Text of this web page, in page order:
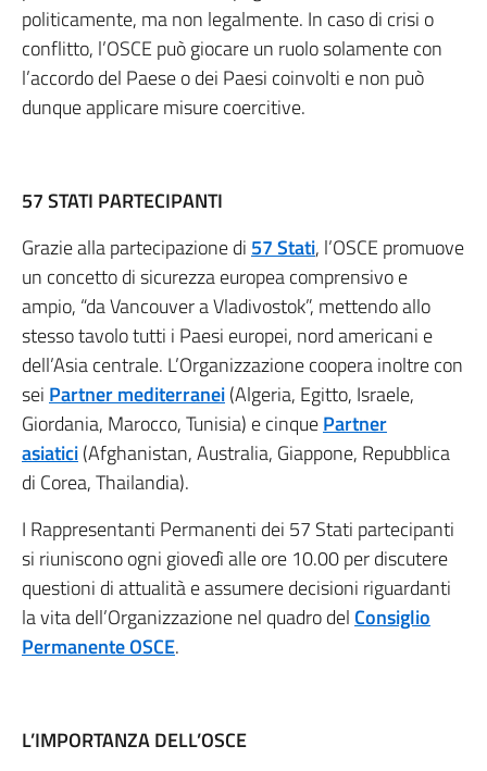
politicamente, ma non legalmente. In caso di crisi o
conflitto, l’OSCE può giocare un ruolo solamente con
l’accordo del Paese o dei Paesi coinvolti e non può
dunque applicare misure coercitive.
57 STATI PARTECIPANTI
Grazie alla partecipazione di 57 Stati, l’OSCE promuove
un concetto di sicurezza europea comprensivo e
ampio, “da Vancouver a Vladivostok”, mettendo allo
stesso tavolo tutti i Paesi europei, nord americani e
dell’Asia centrale. L’Organizzazione coopera inoltre con
sei Partner mediterranei(Algeria, Egitto, Israele,
Giordania, Marocco, Tunisia) e cinquePartner
asiatici(Afghanistan, Australia, Giappone, Repubblica
di Corea, Thailandia).
I Rappresentanti Permanenti dei 57 Stati partecipanti
si riuniscono ogni giovedì alle ore 10.00 per discutere
questioni di attualità e assumere decisioni riguardanti
la vita dell’Organizzazione nel quadro del Consiglio
Permanente OSCE.
L’IMPORTANZA DELL’OSCE